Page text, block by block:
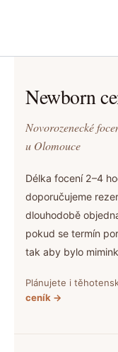
Newborn
Novorozenecké
u Olomouce
Délka focení 2–4
doporučujeme
dlouhodobě
pokud se termín
tak aby bylo
Plánujete i
ceník →